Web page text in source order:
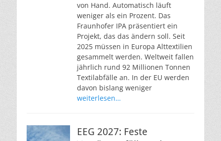
von Hand. Automatisch läuft
weniger als ein Prozent. Das
Fraunhofer IPA präsentiert ein
Projekt, das das ändern soll. Seit
2025 müssen in Europa Alttextilien
gesammelt werden. Weltweit fallen
jährlich rund 92 Millionen Tonnen
Textilabfälle an. In der EU werden
davon bislang weniger
weiterlesen…
EEG 2027: Feste